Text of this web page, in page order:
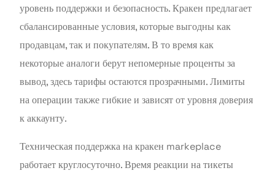
уровень поддержки и безопасность. Кракен предлагает
сбалансированные условия, которые выгодны как
продавцам, так и покупателям. В то время как
некоторые аналоги берут непомерные проценты за
вывод, здесь тарифы остаются прозрачными. Лимиты
на операции также гибкие и зависят от уровня доверия
к аккаунту.
Техническая поддержка на кракен markeplace
работает круглосуточно. Время реакции на тикеты